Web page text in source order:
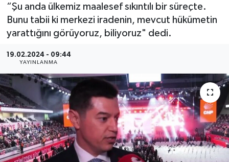
“Şu anda ülkemiz maalesef sıkıntılı bir süreçte.
Bunu tabii ki merkezi iradenin, mevcut hükümetin
yarattığını görüyoruz, biliyoruz" dedi.
19.02.2024 - 09:44
YAYINLANMA